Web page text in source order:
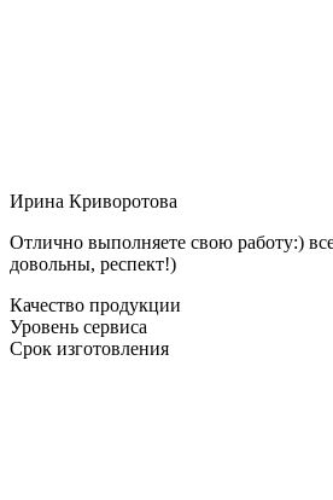
Ирина Криворотова
Отлично выполняете свою работу:)
довольны, респект!)
Качество продукции
Уровень сервиса
Срок изготовления